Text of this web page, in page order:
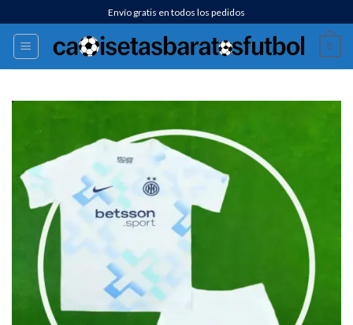
al
contenido
Envío gratis en todos los pedidos
0